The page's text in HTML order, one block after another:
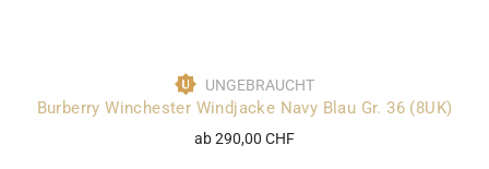
UNGEBRAUCHT
Burberry Winchester Windjacke Navy Blau Gr. 36 (8UK)
ab 290,00 CHF